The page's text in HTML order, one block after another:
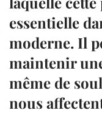
essentielle
moderne. Il
maintenir
même de
nous